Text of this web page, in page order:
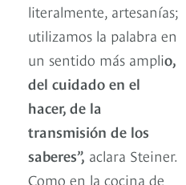
literalmente, artesanías;
utilizamos la palabra en
un sentido más amplio,
del cuidado en el
hacer, de la
transmisión de los
saberes”, aclara Steiner.
Como en la cocina de